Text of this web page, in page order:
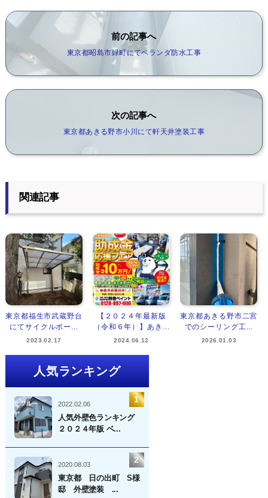
前の記事へ
東京都昭島市緑町にてベランダ防水工事
次の記事へ
東京都あきる野市小川にて軒天井塗装工事
関連記事
東京都福生市武蔵野台
にてサイクルポー...
2023.02.17
【２０２４年最新版
（令和６年）】あき...
2024.06.12
東京都あきる野市二宮
でのシーリング工...
2026.01.03
人気ランキング
2022.02.06
人気外壁色ランキング
２０２４年版 ベ...
2020.08.03
東京都 日の出町 S様
邸 外壁塗装 ...